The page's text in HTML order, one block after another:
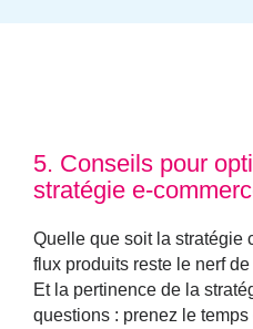
5. Conseils pour
stratégie e-
Quelle que soit la stratégie
flux produits reste le nerf
Et la pertinence de la
questions : prenez le temps